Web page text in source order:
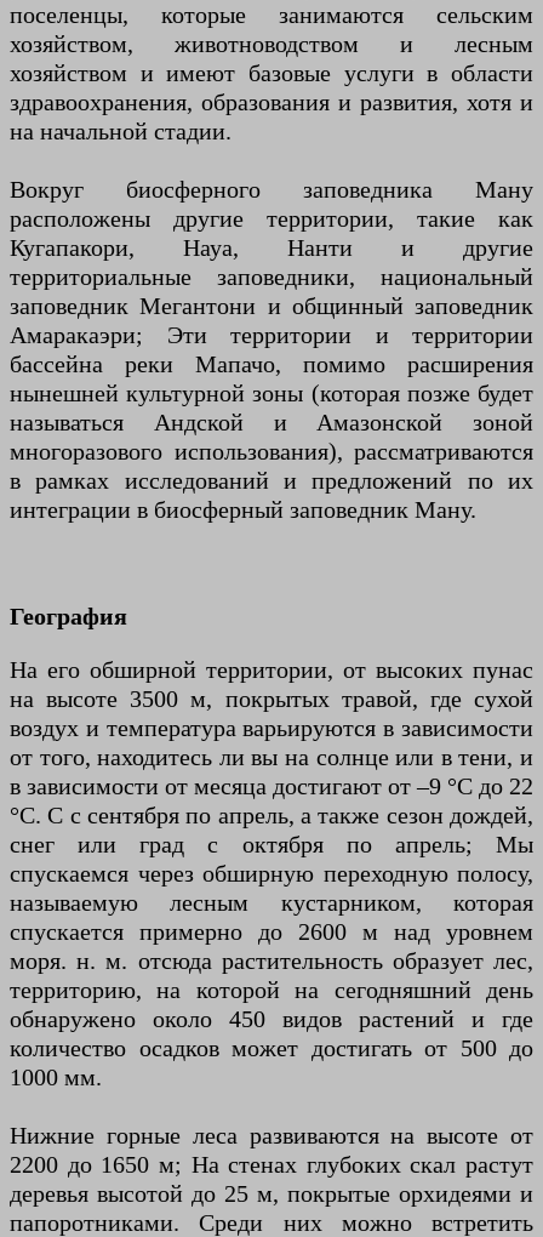
поселенцы, которые занимаются сельским
хозяйством, животноводством и лесным
хозяйством и имеют базовые услуги в области
здравоохранения, образования и развития, хотя и
на начальной стадии.
Вокруг биосферного заповедника Ману
расположены другие территории, такие как
Кугапакори, Науа, Нанти и другие
территориальные заповедники, национальный
заповедник Мегантони и общинный заповедник
Амаракаэри; Эти территории и территории
бассейна реки Мапачо, помимо расширения
нынешней культурной зоны (которая позже будет
называться Андской и Амазонской зоной
многоразового использования), рассматриваются
в рамках исследований и предложений по их
интеграции в биосферный заповедник Ману.
География
На его обширной территории, от высоких пунас
на высоте 3500 м, покрытых травой, где сухой
воздух и температура варьируются в зависимости
от того, находитесь ли вы на солнце или в тени, и
в зависимости от месяца достигают от –9 °C до 22
°C. C с сентября по апрель, а также сезон дождей,
снег или град с октября по апрель; Мы
спускаемся через обширную переходную полосу,
называемую лесным кустарником, которая
спускается примерно до 2600 м над уровнем
моря. н. м. отсюда растительность образует лес,
территорию, на которой на сегодняшний день
обнаружено около 450 видов растений и где
количество осадков может достигать от 500 до
1000 мм.
Нижние горные леса развиваются на высоте от
2200 до 1650 м; На стенах глубоких скал растут
деревья высотой до 25 м, покрытые орхидеями и
папоротниками. Среди них можно встретить